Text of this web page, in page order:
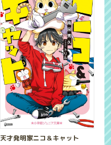
天才発明家ニコ＆キャット